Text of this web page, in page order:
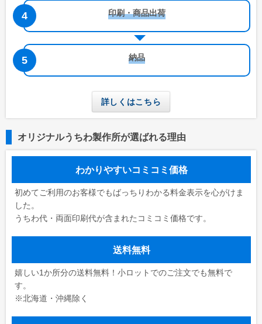
印刷・商品出荷
納品
詳しくはこちら
オリジナルうちわ製作所が選ばれる理由
わかりやすいコミコミ価格
初めてご利用のお客様でもばっちりわかる料金表示を心がけま
した。
うちわ代・両面印刷代が含まれたコミコミ価格です。
送料無料
嬉しい1か所分の送料無料！小ロットでのご注文でも無料で
す。
※北海道・沖縄除く